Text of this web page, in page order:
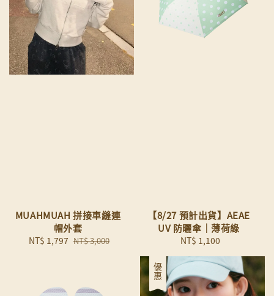
MUAHMUAH 拼接車縫連
帽外套
Sale
NT$ 1,797 Regular
NT$ 3,000
【8/27 預計出貨】AEAE
UV 防曬傘｜薄荷綠
Regular
NT$ 1,100
優惠